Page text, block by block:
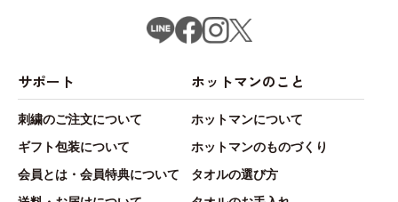
サポート
刺繍のご注文について
ギフト包装について
会員とは・会員特典について
ホットマンのこと
ホットマンについて
ホットマンのものづくり
タオルの選び方